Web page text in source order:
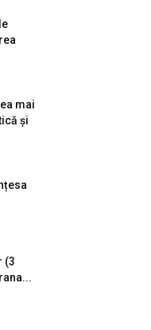
mai
și
(3